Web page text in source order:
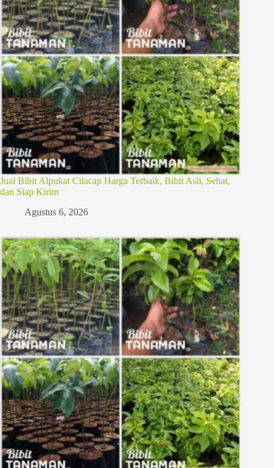
Jual Bibit Alpukat Cilacap Harga Terbaik, Bibit Asli, Sehat,
dan Siap Kirim
Agustus 6, 2026